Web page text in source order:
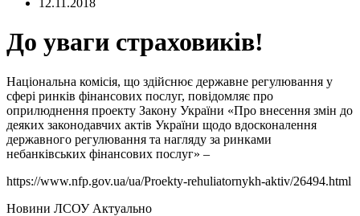
До уваги страховиків!
Національна комісія, що здійснює державне регулювання у
сфері ринків фінансових послуг, повідомляє про
оприлюднення проекту Закону України «Про внесення змін до
деяких законодавчих актів України щодо вдосконалення
державного регулювання та нагляду за ринками
небанківських фінансових послуг» –
https://www.nfp.gov.ua/ua/Proekty-rehuliatornykh-aktiv/26494.html
Hовини ЛСОУ Актуально